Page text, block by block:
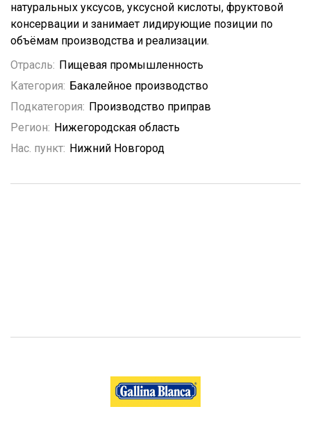
натуральных уксусов, уксусной кислоты, фруктовой
консервации и занимает лидирующие позиции по
объёмам производства и реализации.
Отрасль: Пищевая промышленность
Категория: Бакалейное производство
Подкатегория: Производство приправ
Регион: Нижегородская область
Нас. пункт: Нижний Новгород